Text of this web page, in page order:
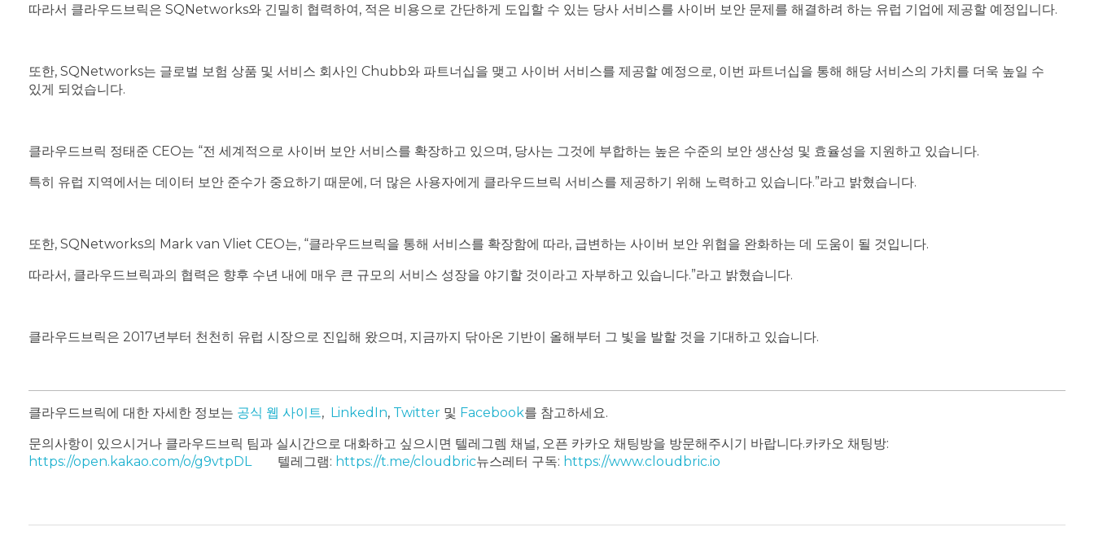
따라서 클라우드브릭은 SQNetworks와 긴밀히 협력하여, 적은 비용으로 간단하게 도입할 수 있는 당사 서비스를 사이버 보안 문제를 해결하려 하는 유럽 기업에 제공할 예정입니다.
또한, SQNetworks는 글로벌 보험 상품 및 서비스 회사인 Chubb와 파트너십을 맺고 사이버 서비스를 제공할 예정으로, 이번 파트너십을 통해 해당 서비스의 가치를 더욱 높일 수
있게 되었습니다.
클라우드브릭 정태준 CEO는 “전 세계적으로 사이버 보안 서비스를 확장하고 있으며, 당사는 그것에 부합하는 높은 수준의 보안 생산성 및 효율성을 지원하고 있습니다.
특히 유럽 지역에서는 데이터 보안 준수가 중요하기 때문에, 더 많은 사용자에게 클라우드브릭 서비스를 제공하기 위해 노력하고 있습니다.”라고 밝혔습니다.
또한, SQNetworks의 Mark van Vliet CEO는, “클라우드브릭을 통해 서비스를 확장함에 따라, 급변하는 사이버 보안 위협을 완화하는 데 도움이 될 것입니다.
따라서, 클라우드브릭과의 협력은 향후 수년 내에 매우 큰 규모의 서비스 성장을 야기할 것이라고 자부하고 있습니다.”라고 밝혔습니다.
클라우드브릭은 2017년부터 천천히 유럽 시장으로 진입해 왔으며, 지금까지 닦아온 기반이 올해부터 그 빛을 발할 것을 기대하고 있습니다.
클라우드브릭에 대한 자세한 정보는 공식 웹 사이트, LinkedIn, Twitter 및 Facebook를 참고하세요.
문의사항이 있으시거나 클라우드브릭 팀과 실시간으로 대화하고 싶으시면 텔레그렘 채널, 오픈 카카오 채팅방을 방문해주시기 바랍니다.카카오 채팅방:
https://open.kakao.com/o/g9vtpDL텔레그램: https://t.me/cloudbric뉴스레터 구독: https://www.cloudbric.io